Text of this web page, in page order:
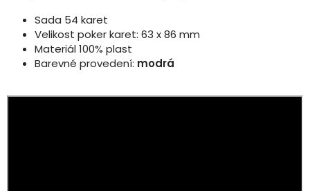
Sada 54 karet
Velikost poker karet: 63 x 86 mm
Materiál 100% plast
Barevné provedení: modrá